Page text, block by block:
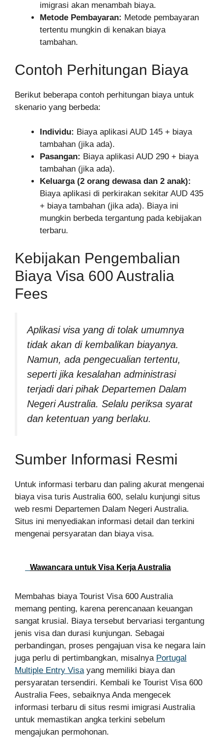
imigrasi akan menambah biaya.
Metode Pembayaran: Metode pembayaran
tertentu mungkin di kenakan biaya
tambahan.
Contoh Perhitungan Biaya
Berikut beberapa contoh perhitungan biaya untuk
skenario yang berbeda:
Individu: Biaya aplikasi AUD 145 + biaya
tambahan (jika ada).
Pasangan: Biaya aplikasi AUD 290 + biaya
tambahan (jika ada).
Keluarga (2 orang dewasa dan 2 anak):
Biaya aplikasi di perkirakan sekitar AUD 435
+ biaya tambahan (jika ada). Biaya ini
mungkin berbeda tergantung pada kebijakan
terbaru.
Kebijakan Pengembalian
Biaya Visa 600 Australia
Fees
Aplikasi visa yang di tolak umumnya
tidak akan di kembalikan biayanya.
Namun, ada pengecualian tertentu,
seperti jika kesalahan administrasi
terjadi dari pihak Departemen Dalam
Negeri Australia. Selalu periksa syarat
dan ketentuan yang berlaku.
Sumber Informasi Resmi
Untuk informasi terbaru dan paling akurat mengenai
biaya visa turis Australia 600, selalu kunjungi situs
web resmi Departemen Dalam Negeri Australia.
Situs ini menyediakan informasi detail dan terkini
mengenai persyaratan dan biaya visa.
Wawancara untuk Visa Kerja Australia
Membahas biaya Tourist Visa 600 Australia
memang penting, karena perencanaan keuangan
sangat krusial. Biaya tersebut bervariasi tergantung
jenis visa dan durasi kunjungan. Sebagai
perbandingan, proses pengajuan visa ke negara lain
juga perlu di pertimbangkan, misalnya Portugal
Multiple Entry Visa yang memiliki biaya dan
persyaratan tersendiri. Kembali ke Tourist Visa 600
Australia Fees, sebaiknya Anda mengecek
informasi terbaru di situs resmi imigrasi Australia
untuk memastikan angka terkini sebelum
mengajukan permohonan.